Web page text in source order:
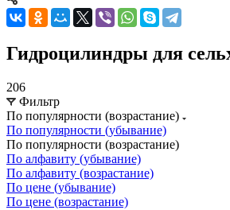
Гидроцилиндры для
206
Фильтр
По популярности (возрастание)
По популярности (убывание)
По популярности (возрастание)
По алфавиту (убывание)
По алфавиту (возрастание)
По цене (убывание)
По цене (возрастание)